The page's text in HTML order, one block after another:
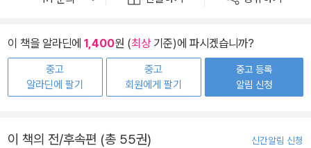
이 책을 알라딘에 1,400원 (최상기준)에 파시겠습니까?
중고
알라딘에 팔기
중고
회원에게 팔기
중고 등록
알림 신청
이 책의 전/후속편 (총 55권) 신간알림 신청